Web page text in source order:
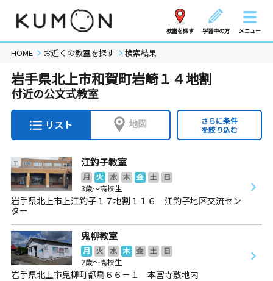
教室を探す 学習中の方 メニュー
HOME お近くの教室を探す 検索結果
岩手県北上市和賀町岩崎１４地割
付近の公文式教室
リスト 地図
さらに条件
を絞り込む
江釣子教室
月 火 水 木 金 土
日
3歳～高校生
岩手県北上市上江釣子１７地割１１６ 江釣子地区交流セン
ター
鬼柳教室
月 火 水 木 金 土
日
2歳～高校生
岩手県北上市鬼柳町都鳥６６－１ 本宮寺敷地内